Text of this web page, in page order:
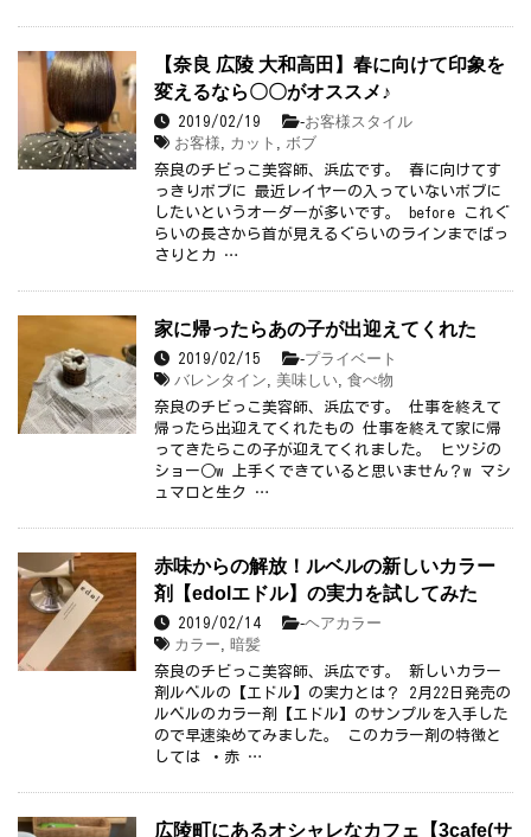
【奈良 広陵 大和高田】春に向けて印象を
変えるなら〇〇がオススメ♪
2019/02/19 -お客様スタイル
お客様
カット ボブ
奈良のチビっこ美容師、浜広です。 春に向けてす
っきりボブに 最近レイヤーの入っていないボブに
したいというオーダーが多いです。 before これぐ
らいの長さから首が見えるぐらいのラインまでばっ
さりとカ …
家に帰ったらあの子が出迎えてくれた
2019/02/15 -プライベート
バレンタイン
美味しい 食べ物
奈良のチビっこ美容師、浜広です。 仕事を終えて
帰ったら出迎えてくれたもの 仕事を終えて家に帰
ってきたらこの子が迎えてくれました。 ヒツジの
ショー○w 上手くできていると思いません？w マシ
ュマロと生ク …
赤味からの解放！ルベルの新しいカラー
剤【edolエドル】の実力を試してみた
2019/02/14 -ヘアカラー
カラー 暗髪
奈良のチビっこ美容師、浜広です。 新しいカラー
剤ルベルの【エドル】の実力とは？ 2月22日発売の
ルベルのカラー剤【エドル】のサンプルを入手した
ので早速染めてみました。 このカラー剤の特徴と
しては ・赤 …
広陵町にあるオシャレなカフェ【3cafe(サ